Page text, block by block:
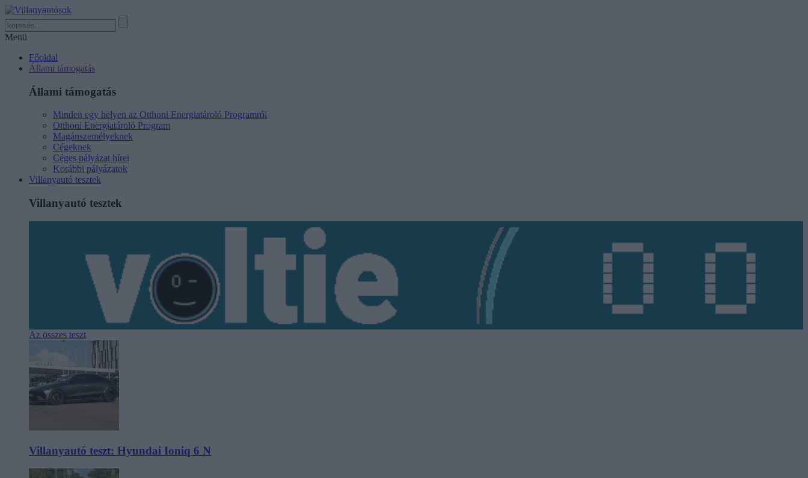
Menü
Főoldal
Állami támogatás
Állami támogatás
Minden egy helyen az Otthoni Energiatároló Programról
Otthoni Energiatároló Program
Magánszemélyeknek
Cégeknek
Céges pályázat hírei
Korábbi pályázatok
Villanyautó tesztek
Villanyautó tesztek
Az összes teszt
Villanyautó teszt: Hyundai Ioniq 6 N